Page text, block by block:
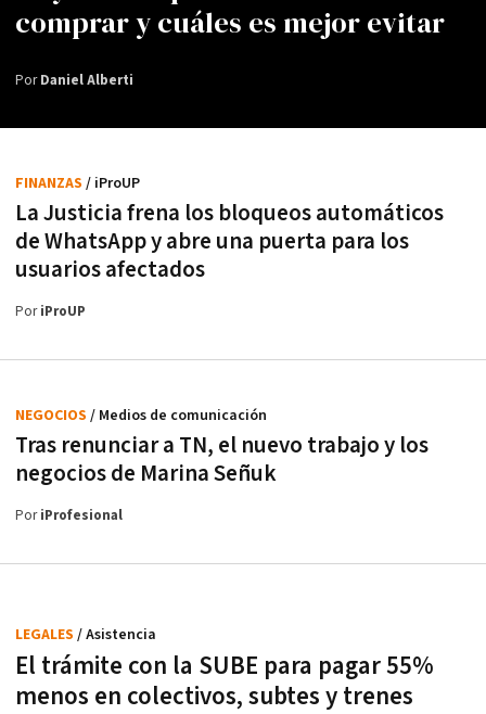
comprar y cuáles es mejor evitar
PorDaniel Alberti
La Justicia frena los bloqueos automáticos
de WhatsApp y abre una puerta para los
usuarios afectados
FINANZAS / iProUP
PoriProUP
Tras renunciar a TN, el nuevo trabajo y los
negocios de Marina Señuk
NEGOCIOS / Medios de comunicación
PoriProfesional
El trámite con la SUBE para pagar 55%
menos en colectivos, subtes y trenes
LEGALES / Asistencia